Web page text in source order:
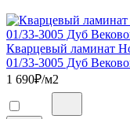
Кварцевый ламинат
01/33-3005 Дуб
1 690₽/м2